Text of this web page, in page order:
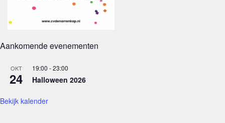
Aankomende evenementen
OKT
24
19:00 -23:00
Halloween 2026
Bekijk kalender